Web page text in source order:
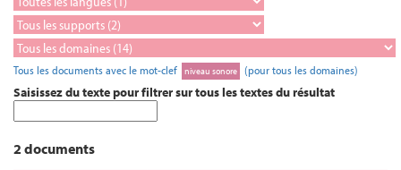
Tous les documents avec le mot-clef niveau sonore (pour tous les domaines)
Saisissez du texte pour filtrer sur tous les textes du résultat
2 documents